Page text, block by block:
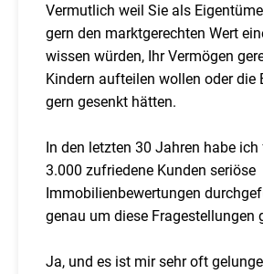
Vermutlich weil Sie als
gern den marktgerechten Wert
wissen würden, Ihr Vermögen
Kindern aufteilen wollen oder die
gern gesenkt hätten.
In den letzten 30 Jahren habe
3.000 zufriedene Kunden seriöse
Immobilienbewertungen
genau um diese Fragestellungen
Ja, und es ist mir sehr oft